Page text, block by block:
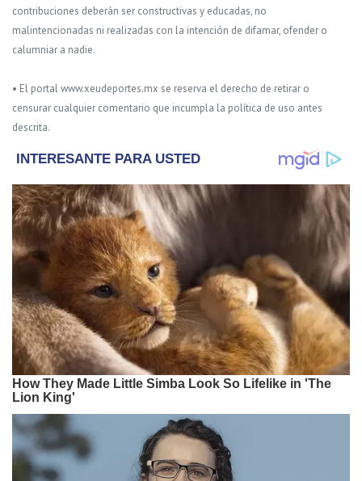
contribuciones deberán ser constructivas y educadas, no
malintencionadas ni realizadas con la intención de difamar, ofender o
calumniar a nadie.
• El portal www.xeudeportes.mx se reserva el derecho de retirar o
censurar cualquier comentario que incumpla la política de uso antes
descrita.